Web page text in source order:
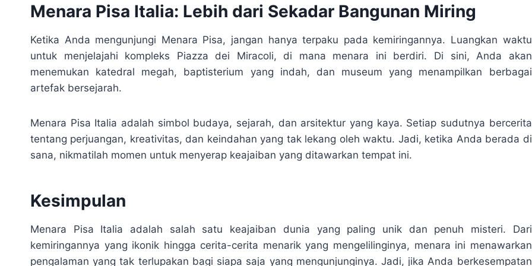
Menara Pisa Italia: Lebih dari Sekadar Bangunan Miring
Ketika Anda mengunjungi Menara Pisa, jangan hanya terpaku pada kemiringannya. Luangkan waktu
untuk menjelajahi kompleks Piazza dei Miracoli, di mana menara ini berdiri. Di sini, Anda akan
menemukan katedral megah, baptisterium yang indah, dan museum yang menampilkan berbagai
artefak bersejarah.
Menara Pisa Italia adalah simbol budaya, sejarah, dan arsitektur yang kaya. Setiap sudutnya bercerita
tentang perjuangan, kreativitas, dan keindahan yang tak lekang oleh waktu. Jadi, ketika Anda berada di
sana, nikmatilah momen untuk menyerap keajaiban yang ditawarkan tempat ini.
Kesimpulan
Menara Pisa Italia adalah salah satu keajaiban dunia yang paling unik dan penuh misteri. Dari
kemiringannya yang ikonik hingga cerita-cerita menarik yang mengelilinginya, menara ini menawarkan
pengalaman yang tak terlupakan bagi siapa saja yang mengunjunginya. Jadi, jika Anda berkesempatan